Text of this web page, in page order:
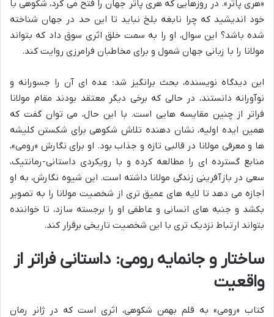
«هری پاتر». در روزهایی که هری پاتر جهان را فتح می کرد، شکوهی با
خود اندیشید که چرا نابغه بلخ نباید تا این حد در جهان شناخته
شده باشد؟ این سوال، او را به سمت خلق اثری سوق داد که بتواند
مولانا را با زبانی جهان شمول و برای مخاطبان فرامرزی روایت کند.
این دیدگاه نویسنده، بحث برانگیز شد؛ عده ای آن را جسورانه و
نوآورانه دانستند، در حالی که برخی دیگر معتقد بودند مقام مولانا
فراتر از چنین مقایسه هایی است. با این حال، می توان گفت که
همین ایده اولیه، نشان دهنده تلاش شکوهی برای شکستن کلیشه
ها و معرفی مولانا در قالبی تازه و جذاب بود. او برای نگارش «رومی»،
منابع گسترده ای را مطالعه کرده و با رویکردی داستانی-رمانتیک،
سعی در بازآفرینی زندگی مولانا داشته است. این شیوه نگارش، به او
اجازه می دهد تا لایه های عمیق تری از شخصیت مولانا را به تصویر
بکشد و جنبه های انسانی و عاطفی او را برجسته سازد، تا خواننده
بتواند ارتباط نزدیک تری با این شخصیت تاریخی برقرار کند.
ساختار و جانمایه رومی: داستانی فراتر از
واقعیت
کتاب «رومی» به قلم بهمن شکوهی، اثری است که در ژانر رمان